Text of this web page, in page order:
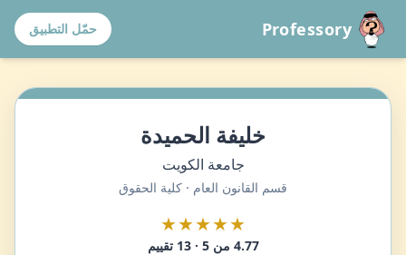
Professory حمّل التطبيق
خليفة الحميدة
جامعة الكويت
قسم القانون العام · كلية الحقوق
★★★★★
4.77 من 5 · 13 تقييم